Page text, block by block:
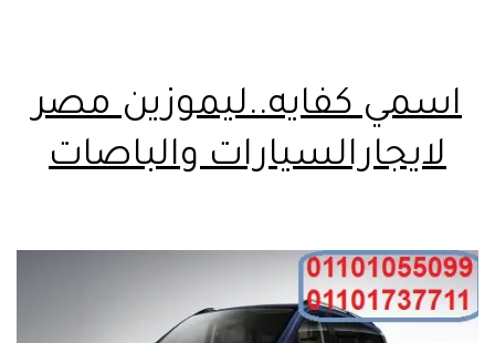
اسمي كفايه..ليموزين مصر
لايجارالسيارات والباصات